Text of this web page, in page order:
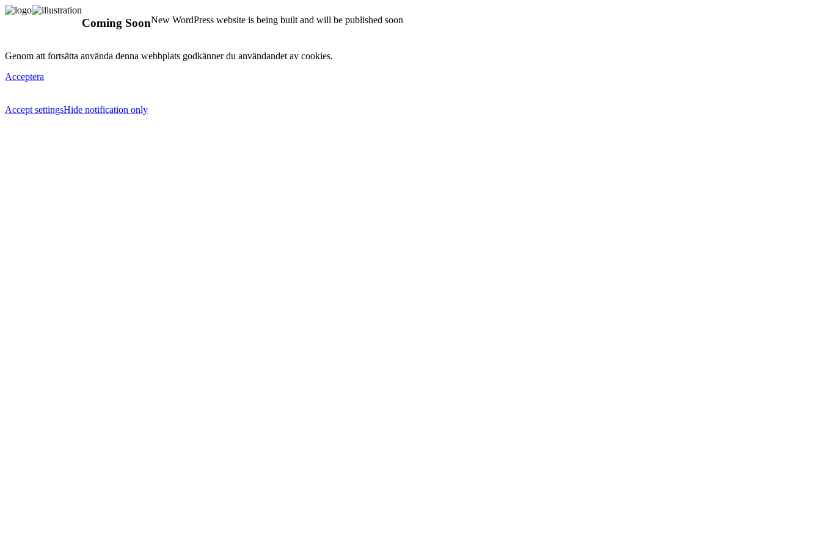
Coming SoonNew WordPress website is being built and will be published soon
Genom att fortsätta använda denna webbplats godkänner du användandet av cookies.
Acceptera
Accept settingsHide notification only